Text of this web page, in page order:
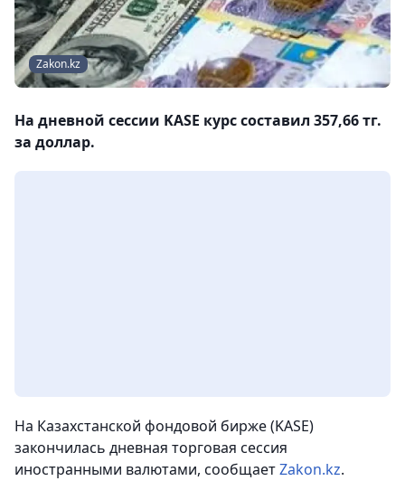
Zakon.kz
На дневной сессии KASE курс составил 357,66 тг.
за доллар.
На Казахстанской фондовой бирже (KASE)
закончилась дневная торговая сессия
иностранными валютами, сообщаетZakon.kz.